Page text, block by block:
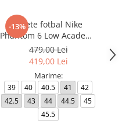
-13%
Ghete fotbal Nike
Phantom 6 Low Academy
TF NU3
479,00 Lei
419,00 Lei
Marime:
39 40 40.5 41
42
42.5
43 44 44.5
45
45.5